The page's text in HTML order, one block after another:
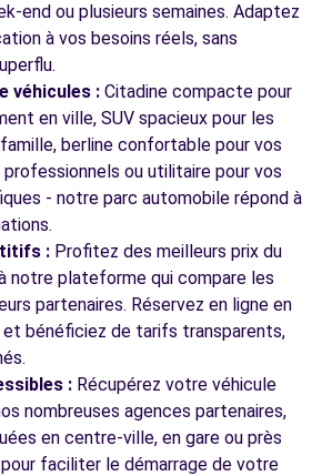
DE L'EUROPE
toutes les agences
end ou plusieurs semaines. Adaptez
à vos besoins réels, sans
véhicules : Citadine compacte pour
en ville, SUV spacieux pour les
berline confortable pour vos
ou utilitaire pour vos
- notre parc automobile répond à
: Profitez des meilleurs prix du
notre plateforme qui compare les
partenaires. Réservez en ligne en
bénéficiez de tarifs transparents,
: Récupérez votre véhicule
nombreuses agences partenaires,
en centre-ville, en gare ou près
faciliter le démarrage de votre